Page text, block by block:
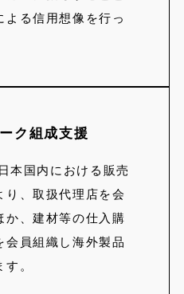
よる信用想像を行っ
ク組成支援
本国内における販売
り、取扱代理店を会
か、建材等の仕入購
会員組織し海外製品
。